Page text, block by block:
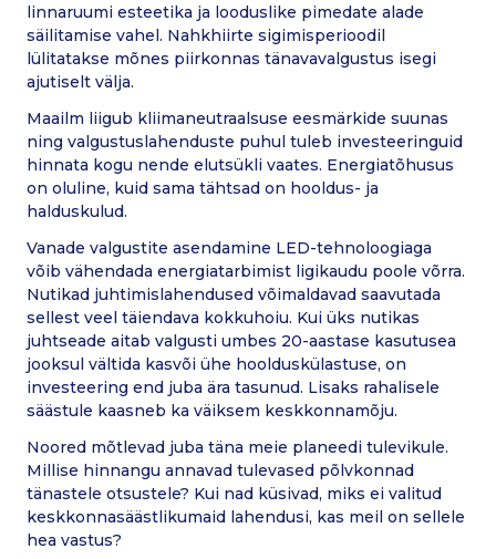
linnaruumi esteetika ja looduslike pimedate alade
säilitamise vahel. Nahkhiirte sigimisperioodil
lülitatakse mõnes piirkonnas tänavavalgustus isegi
ajutiselt välja.
Maailm liigub kliimaneutraalsuse eesmärkide suunas
ning valgustuslahenduste puhul tuleb investeeringuid
hinnata kogu nende elutsükli vaates. Energiatõhusus
on oluline, kuid sama tähtsad on hooldus- ja
halduskulud.
Vanade valgustite asendamine LED-tehnoloogiaga
võib vähendada energiatarbimist ligikaudu poole võrra.
Nutikad juhtimislahendused võimaldavad saavutada
sellest veel täiendava kokkuhoiu. Kui üks nutikas
juhtseade aitab valgusti umbes 20-aastase kasutusea
jooksul vältida kasvõi ühe hoolduskülastuse, on
investeering end juba ära tasunud. Lisaks rahalisele
säästule kaasneb ka väiksem keskkonnamõju.
Noored mõtlevad juba täna meie planeedi tulevikule.
Millise hinnangu annavad tulevased põlvkonnad
tänastele otsustele? Kui nad küsivad, miks ei valitud
keskkonnasäästlikumaid lahendusi, kas meil on sellele
hea vastus?